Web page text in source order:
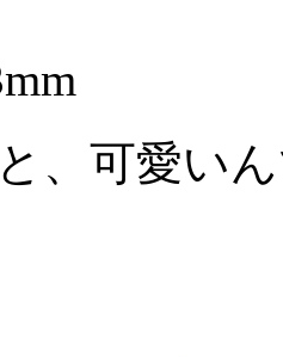
、可愛い